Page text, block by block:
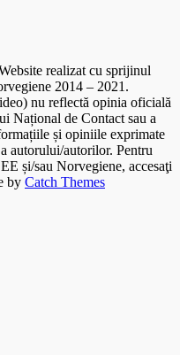
realizat cu sprijinul
2014 – 2021.
nu reflectă opinia oficială
Național de Contact sau a
și opiniile exprimate
autorului/autorilor. Pentru
și/sau Norvegiene, accesaţi
by Catch Themes